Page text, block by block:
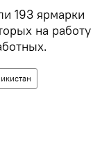
193 ярмарки
на работу